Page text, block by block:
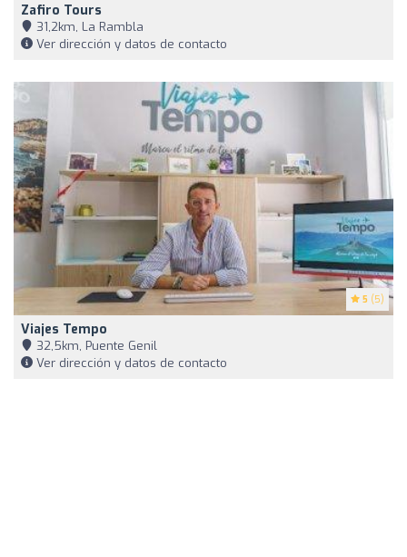
Zafiro Tours
31,2km, La Rambla
Ver dirección y datos de contacto
5 (5)
Viajes Tempo
32,5km, Puente Genil
Ver dirección y datos de contacto